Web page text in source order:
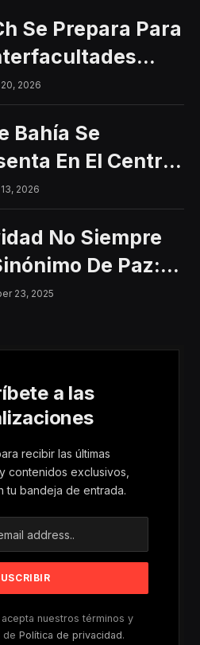
Se Prepara Para
2026
Bahía Se
En El Centro
Con Un
Gratuito
2026
No Siempre
De Paz:
Los
Mujeres Y Niñas
23, 2025
a las
recibir las últimas
contenidos exclusivos,
tu bandeja de entrada.
nuestros términos y
de Política de privacidad.